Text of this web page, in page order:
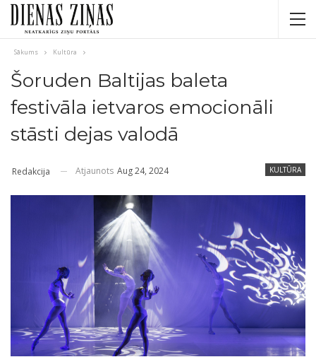
Sākums Kultūra
Šoruden Baltijas baleta
festivāla ietvaros emocionāli
stāsti dejas valodā
KULTŪRA
Redakcija Atjaunots Aug 24, 2024